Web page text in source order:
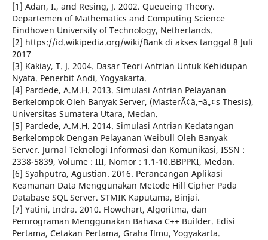
[1] Adan, I., and Resing, J. 2002. Queueing Theory.
Departemen of Mathematics and Computing Science
Eindhoven University of Technology, Netherlands.
[2] https://id.wikipedia.org/wiki/Bank di akses tanggal 8 Juli
2017
[3] Kakiay, T. J. 2004. Dasar Teori Antrian Untuk Kehidupan
Nyata. Penerbit Andi, Yogyakarta.
[4] Pardede, A.M.H. 2013. Simulasi Antrian Pelayanan
Berkelompok Oleh Banyak Server, (MasterÃ¢â‚¬â„¢s Thesis),
Universitas Sumatera Utara, Medan.
[5] Pardede, A.M.H. 2014. Simulasi Antrian Kedatangan
Berkelompok Dengan Pelayanan Weibull Oleh Banyak
Server. Jurnal Teknologi Informasi dan Komunikasi, ISSN :
2338-5839, Volume : III, Nomor : 1.1-10.BBPPKI, Medan.
[6] Syahputra, Agustian. 2016. Perancangan Aplikasi
Keamanan Data Menggunakan Metode Hill Cipher Pada
Database SQL Server. STMIK Kaputama, Binjai.
[7] Yatini, Indra. 2010. Flowchart, Algoritma, dan
Pemrograman Menggunakan Bahasa C++ Builder. Edisi
Pertama, Cetakan Pertama, Graha Ilmu, Yogyakarta.